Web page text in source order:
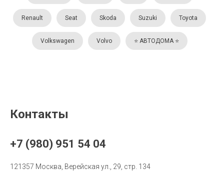
Renault Seat Skoda Suzuki Toyota
Volkswagen Volvo ⭐️ АВТОДОМА ⭐️
Контакты
+7 (980) 951 54 04
121357 Москва, Верейская ул., 29, стр. 134